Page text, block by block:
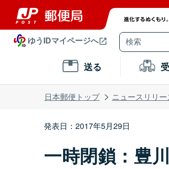
ゆうIDマイページへ
送る
日本郵便トップ ニュースリリー
発表日：2017年5月29日
一時閉鎖：豊